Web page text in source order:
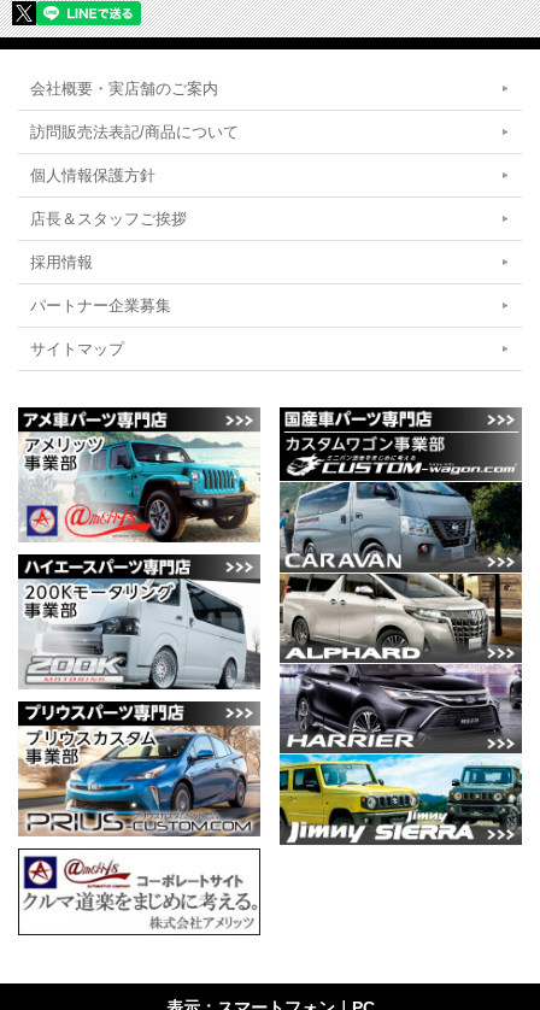
会社概要・実店舗のご案内
訪問販売法表記/商品について
個人情報保護方針
店長＆スタッフご挨拶
採用情報
パートナー企業募集
サイトマップ